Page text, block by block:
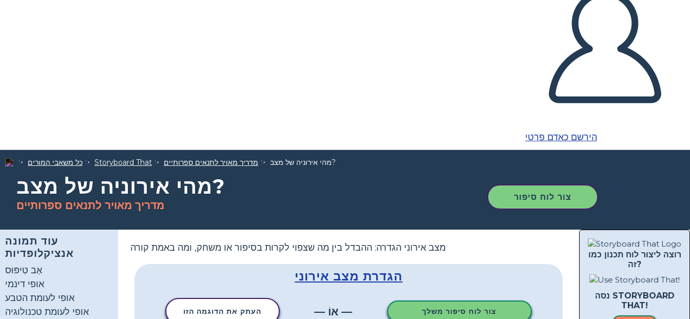
הירשם כאדם פרטי
כל משאבי המורים Storyboard That מדריך מאויר לתנאים ספרותיים מהי אירוניה של מצב?
מהי אירוניה של מצב?
מדריך מאויר לתנאים ספרותיים
צור לוח סיפור
עוד תמונה
אנציקלופדיות
אַב טִיפּוּס
אופי דינמי
אופי לעומת הטבע
אופי לעומת טכנולוגיה
רוצה ליצור לוח תכנון כמו
זה?
נסה STORYBOARD
THAT!
מצב אירוני הגדרה: ההבדל בין מה שצפוי לקרות בסיפור או משחק, ומה באמת קורה
הגדרת מצב אירוני
העתק את הדוגמה הזו — אוֹ — צור לוח סיפור משלך